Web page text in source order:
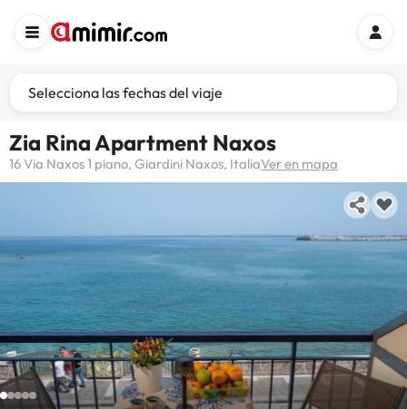
Selecciona las fechas del viaje
Zia Rina Apartment Naxos
16 Via Naxos 1 piano, Giardini Naxos, ItaliaVer en mapa